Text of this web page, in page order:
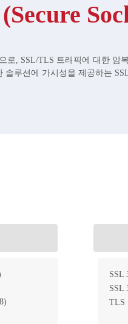
로, SSL/TLS 트래픽에 대한
솔루션에 가시성을 제공하는
SSL
SSL
TLS